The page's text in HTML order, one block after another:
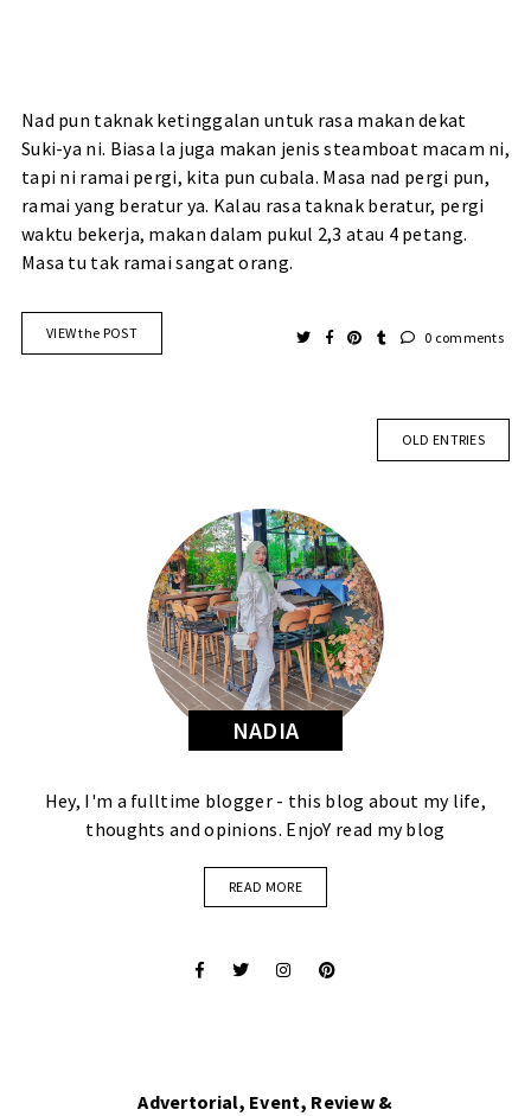
Nad pun taknak ketinggalan untuk rasa makan dekat
Suki-ya ni. Biasa la juga makan jenis steamboat macam ni,
tapi ni ramai pergi, kita pun cubala. Masa nad pergi pun,
ramai yang beratur ya. Kalau rasa taknak beratur, pergi
waktu bekerja, makan dalam pukul 2,3 atau 4 petang.
Masa tu tak ramai sangat orang.
VIEW the POST 0 comments
OLD ENTRIES
NADIA
Hey, I'm a fulltime blogger - this blog about my life,
thoughts and opinions. EnjoY read my blog
READ MORE
Advertorial, Event, Review &